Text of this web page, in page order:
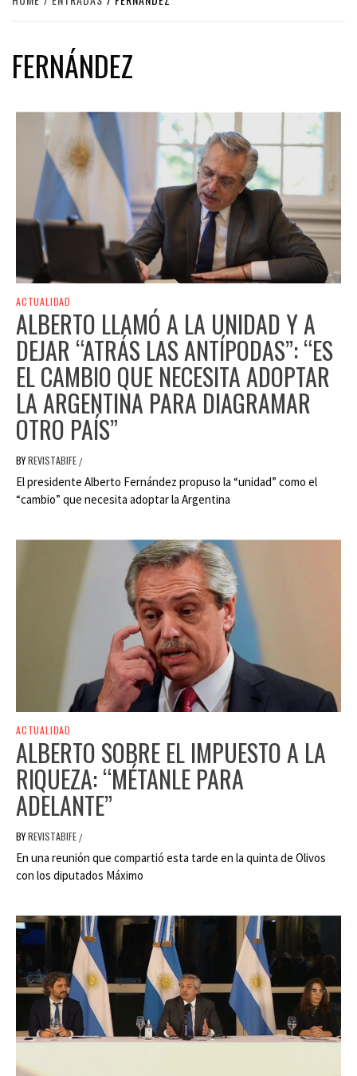
FERNÁNDEZ
ACTUALIDAD
ALBERTO LLAMÓ A LA UNIDAD Y A
DEJAR “ATRÁS LAS ANTÍPODAS”: “ES
EL CAMBIO QUE NECESITA ADOPTAR
LA ARGENTINA PARA DIAGRAMAR
OTRO PAÍS”
BYREVISTABIFE /
El presidente Alberto Fernández propuso la “unidad” como el
“cambio” que necesita adoptar la Argentina
ACTUALIDAD
ALBERTO SOBRE EL IMPUESTO A LA
RIQUEZA: “MÉTANLE PARA
ADELANTE”
BYREVISTABIFE /
En una reunión que compartió esta tarde en la quinta de Olivos
con los diputados Máximo